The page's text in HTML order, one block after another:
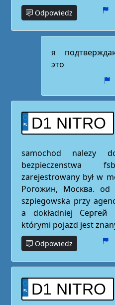
Odpowiedz
я
это
D1 NITRO
samochod nalezy
zarejestrowany był w
Рогожин, Москва.
szpiegowska przy
a dokładniej Сергей
którymi pojazd jest
Odpowiedz
D1 NITRO